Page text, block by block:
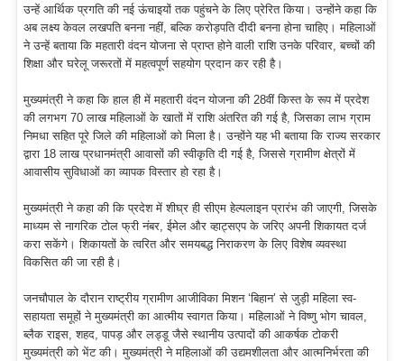
उन्हें आर्थिक प्रगति की नई ऊंचाइयों तक पहुंचने के लिए प्रेरित किया। उन्होंने कहा कि
अब लक्ष्य केवल लखपति बनना नहीं, बल्कि करोड़पति दीदी बनना होना चाहिए। महिलाओं
ने उन्हें बताया कि महतारी वंदन योजना से प्राप्त होने वाली राशि उनके परिवार, बच्चों की
शिक्षा और घरेलू जरूरतों में महत्वपूर्ण सहयोग प्रदान कर रही है।
मुख्यमंत्री ने कहा कि हाल ही में महतारी वंदन योजना की 28वीं किस्त के रूप में प्रदेश
की लगभग 70 लाख महिलाओं के खातों में राशि अंतरित की गई है, जिसका लाभ ग्राम
निमधा सहित पूरे जिले की महिलाओं को मिला है। उन्होंने यह भी बताया कि राज्य सरकार
द्वारा 18 लाख प्रधानमंत्री आवासों की स्वीकृति दी गई है, जिससे ग्रामीण क्षेत्रों में
आवासीय सुविधाओं का व्यापक विस्तार हो रहा है।
मुख्यमंत्री ने कहा की कि प्रदेश में शीघ्र ही सीएम हेल्पलाइन प्रारंभ की जाएगी, जिसके
माध्यम से नागरिक टोल फ्री नंबर, ईमेल और व्हाट्सएप के जरिए अपनी शिकायत दर्ज
करा सकेंगे। शिकायतों के त्वरित और समयबद्ध निराकरण के लिए विशेष व्यवस्था
विकसित की जा रही है।
जनचौपाल के दौरान राष्ट्रीय ग्रामीण आजीविका मिशन ‘बिहान’ से जुड़ी महिला स्व-
सहायता समूहों ने मुख्यमंत्री का आत्मीय स्वागत किया। महिलाओं ने विष्णु भोग चावल,
ब्लैक राइस, शहद, पापड़ और लड्डू जैसे स्थानीय उत्पादों की आकर्षक टोकरी
मुख्यमंत्री को भेंट की। मुख्यमंत्री ने महिलाओं की उद्यमशीलता और आत्मनिर्भरता की